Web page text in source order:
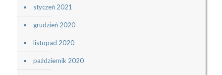
styczeń 2021
grudzień 2020
listopad 2020
październik 2020